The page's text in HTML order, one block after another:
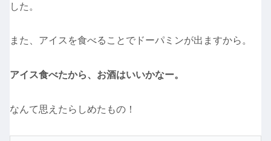
した。
また、アイスを食べることでドーパミンが出ますから。
アイス食べたから、お酒はいいかなー。
なんて思えたらしめたもの！